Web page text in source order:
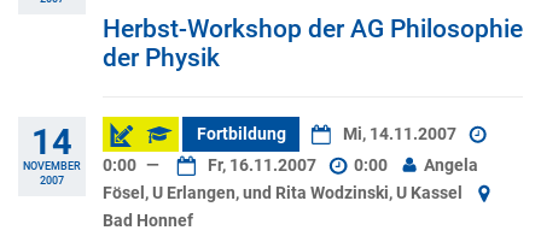
Herbst-Workshop der AG Philosophie
der Physik
14
NOVEMBER
2007
Fortbildung
Mi, 14.11.2007
0:00 — Fr, 16.11.2007 0:00
Angela
Fösel, U Erlangen, und Rita Wodzinski, U Kassel
Bad Honnef